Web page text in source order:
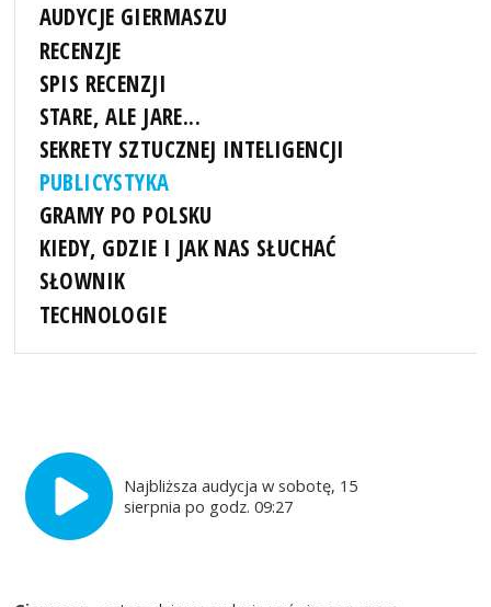
AUDYCJE GIERMASZU
RECENZJE
SPIS RECENZJI
STARE, ALE JARE...
SEKRETY SZTUCZNEJ INTELIGENCJI
PUBLICYSTYKA
GRAMY PO POLSKU
KIEDY, GDZIE I JAK NAS SŁUCHAĆ
SŁOWNIK
TECHNOLOGIE
Najbliższa audycja w sobotę, 15
sierpnia po godz. 09:27